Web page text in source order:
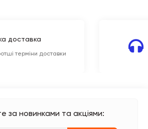
доставка
терміни доставки
за новинками та акціями: